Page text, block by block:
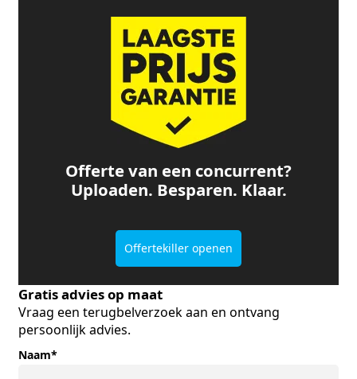
Offerte van een concurrent?
Uploaden. Besparen. Klaar.
Offertekiller openen
Gratis advies op maat
Vraag een terugbelverzoek aan en ontvang
persoonlijk advies.
Naam*